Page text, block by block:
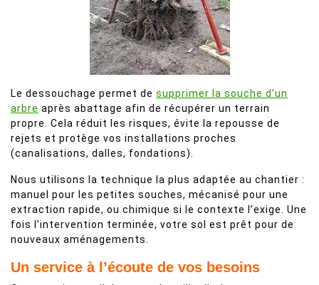
Le dessouchage permet de supprimer la souche d’un
arbre après abattage afin de récupérer un terrain
propre. Cela réduit les risques, évite la repousse de
rejets et protège vos installations proches
(canalisations, dalles, fondations).
Nous utilisons la technique la plus adaptée au chantier :
manuel pour les petites souches, mécanisé pour une
extraction rapide, ou chimique si le contexte l’exige. Une
fois l’intervention terminée, votre sol est prêt pour de
nouveaux aménagements.
Un service à l’écoute de vos besoins